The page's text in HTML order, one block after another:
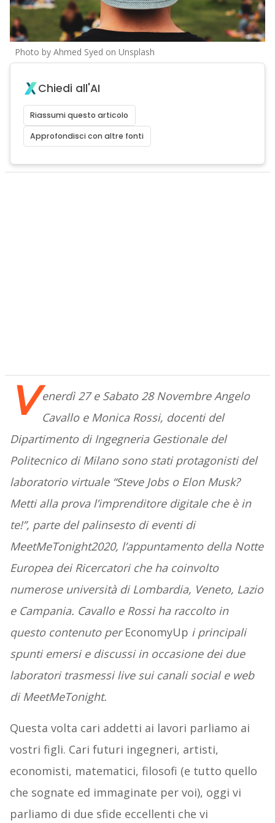
Photo by Ahmed Syed on Unsplash
Chiedi all'AI
Riassumi questo articolo
Approfondisci con altre fonti
V enerdì 27 e Sabato 28 Novembre Angelo
Cavallo e Monica Rossi, docenti del
Dipartimento di Ingegneria Gestionale del
Politecnico di Milano sono stati protagonisti del
laboratorio virtuale “Steve Jobs o Elon Musk?
Metti alla prova l’imprenditore digitale che è in
te!”, parte del palinsesto di eventi di
MeetMeTonight2020, l’appuntamento della Notte
Europea dei Ricercatori che ha coinvolto
numerose università di Lombardia, Veneto, Lazio
e Campania. Cavallo e Rossi ha raccolto in
questo contenuto perEconomyUp i principali
spunti emersi e discussi in occasione dei due
laboratori trasmessi live sui canali social e web
di MeetMeTonight.
Questa volta cari addetti ai lavori parliamo ai
vostri figli. Cari futuri ingegneri, artisti,
economisti, matematici, filosofi (e tutto quello
che sognate ed immaginate per voi), oggi vi
parliamo di due sfide eccellenti che vi